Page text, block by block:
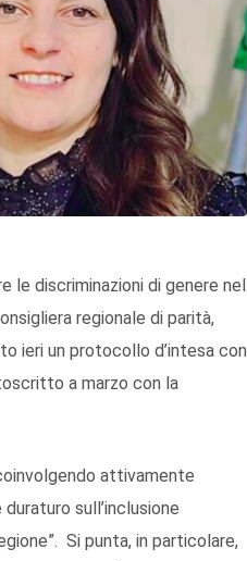
le discriminazioni di genere nel
regionale di parità,
ieri un protocollo d’intesa con
a marzo con la
attivamente
sull’inclusione
Si punta, in particolare,